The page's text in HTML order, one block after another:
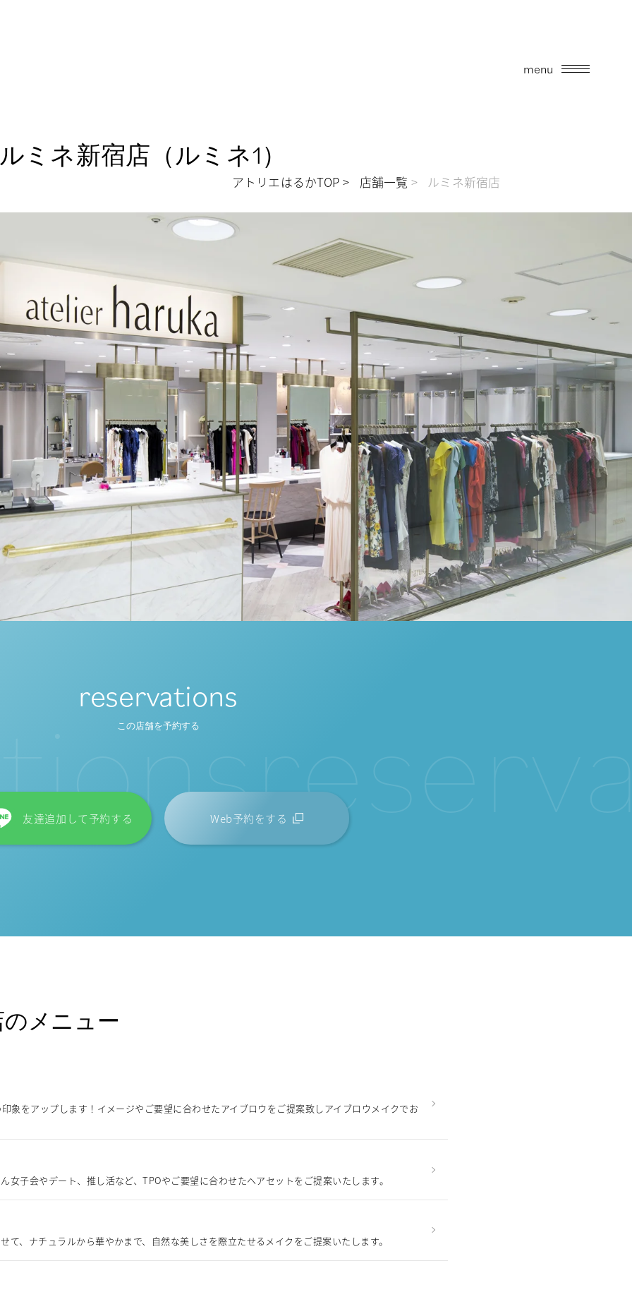
menu
ミネ新宿店（ルミネ1）
アトリエはるかTOP 店舗一覧 ルミネ新宿店
reservations
この店舗を予約する
友達追加して予約する Web予約をする
ionsres
メニュー
象をアップします！イメージやご要望に合わせたアイブロウをご提案致しアイブロウメイクでお
女子会やデート、推し活など、TPOやご要望に合わせたヘアセットをご提案いたします。
て、ナチュラルから華やかまで、自然な美しさを際立たせるメイクをご提案いたします。